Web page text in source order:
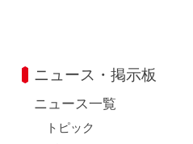
ニュース・掲示板
ニュース一覧
トピック